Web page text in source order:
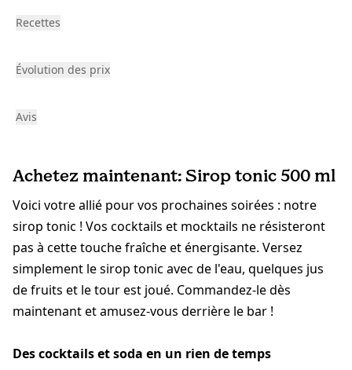
Recettes
Évolution des prix
Avis
Achetez maintenant: Sirop tonic 500 ml
Voici votre allié pour vos prochaines soirées : notre
sirop tonic ! Vos cocktails et mocktails ne résisteront
pas à cette touche fraîche et énergisante. Versez
simplement le sirop tonic avec de l'eau, quelques jus
de fruits et le tour est joué. Commandez-le dès
maintenant et amusez-vous derrière le bar !
Des cocktails et soda en un rien de temps